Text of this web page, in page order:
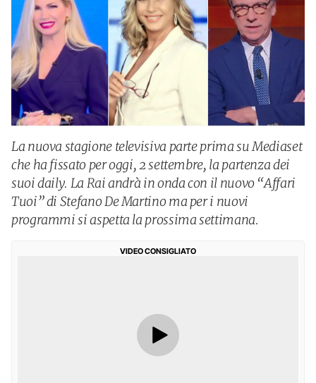
La nuova stagione televisiva parte prima su Mediaset
che ha fissato per oggi, 2 settembre, la partenza dei
suoi daily. La Rai andrà in onda con il nuovo “Affari
Tuoi” di Stefano De Martino ma per i nuovi
programmi si aspetta la prossima settimana.
VIDEO CONSIGLIATO